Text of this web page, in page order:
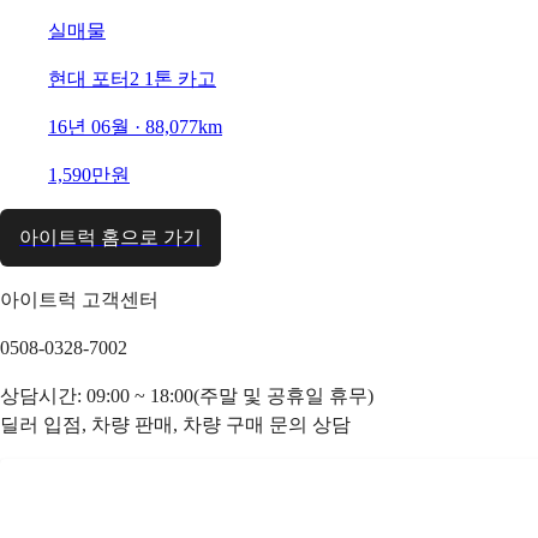
실매물
현대 포터2 1톤 카고
16년 06월 · 88,077km
1,590만원
아이트럭 홈으로 가기
아이트럭 고객센터
0508-0328-7002
상담시간: 09:00 ~ 18:00(주말 및 공휴일 휴무)
딜러 입점, 차량 판매, 차량 구매 문의 상담